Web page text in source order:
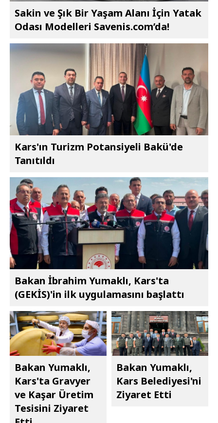
Sakin ve Şık Bir Yaşam Alanı İçin Yatak
Odası Modelleri Savenis.com’da!
Kars'ın Turizm Potansiyeli Bakü'de
Tanıtıldı
Bakan İbrahim Yumaklı, Kars'ta
(GEKİS)'in ilk uygulamasını başlattı
Bakan Yumaklı,
Kars'ta Gravyer
ve Kaşar Üretim
Tesisini Ziyaret
Bakan Yumaklı,
Kars Belediyesi'ni
Ziyaret Etti